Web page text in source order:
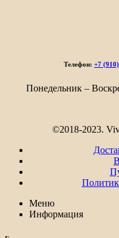
Телефон: +7
Понедельник –
©2018-2023.
Меню
Информация